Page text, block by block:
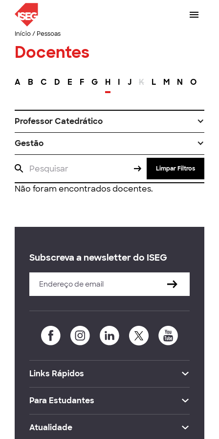
Início/ Pessoas
Docentes
A B C D E F G H I J K L M N O
Professor Catedrático
Gestão
Limpar Filtros
Não foram encontrados docentes.
Subscreva a newsletter do ISEG
Links Rápidos
Para Estudantes
Atualidade